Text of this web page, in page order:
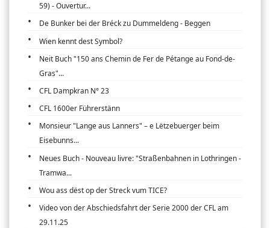
59) - Ouvertur...
De Bunker bei der Bréck zu Dummeldeng - Beggen
Wien kennt dest Symbol?
Neit Buch "150 ans Chemin de Fer de Pétange au Fond-de-
Gras"...
CFL Dampkran N° 23
CFL 1600er Führerstänn
Monsieur "Lange aus Lanners" – e Lëtzebuerger beim
Eisebunns...
Neues Buch - Nouveau livre: "Straßenbahnen in Lothringen -
Tramwa...
Wou ass dëst op der Streck vum TICE?
Video von der Abschiedsfahrt der Serie 2000 der CFL am
29.11.25